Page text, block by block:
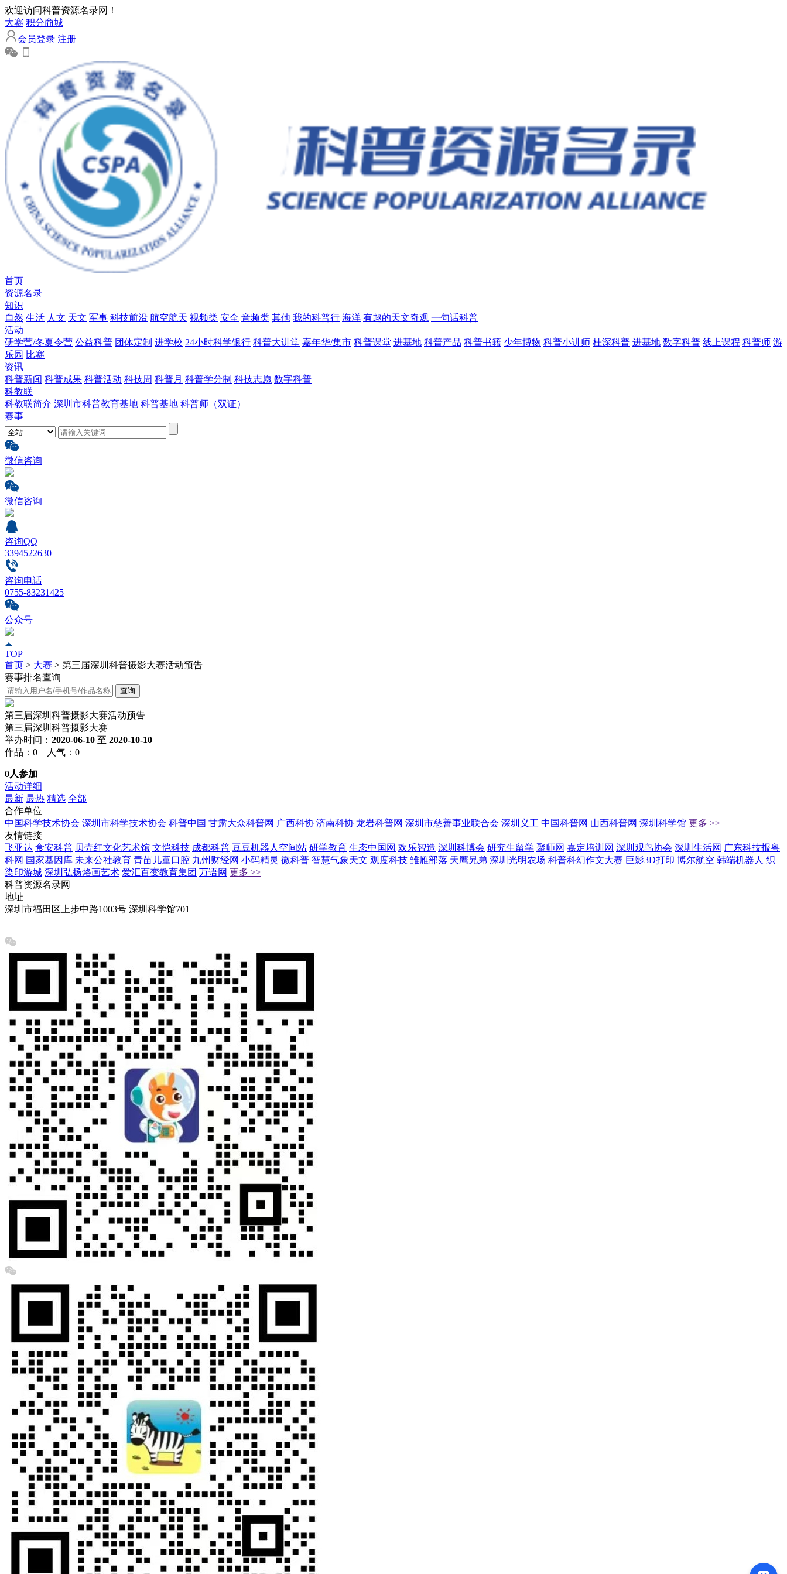
欢迎访问科普资源名录网！
大赛 积分商城
会员登录 注册
首页
资源名录
知识
自然 生活 人文 天文 军事 科技前沿 航空航天 视频类 安全 音频类 其他 我的科普行 海洋 有趣的天文奇观 一句话科普
活动
研学营/冬夏令营 公益科普 团体定制 进学校 24小时科学银行 科普大讲堂 嘉年华/集市 科普课堂 进基地 科普产品 科普书籍 少年博物 科普小讲师 桂深科普 进基地 数字科普 线上课程 科普师 游
乐园 比赛
资讯
科普新闻 科普成果 科普活动 科技周 科普月 科普学分制 科技志愿 数字科普
科教联
科教联简介 深圳市科普教育基地 科普基地 科普师（双证）
赛事
微信咨询
微信咨询
咨询QQ
3394522630
咨询电话
0755-83231425
公众号
TOP
首页 > 大赛 > 第三届深圳科普摄影大赛活动预告
赛事排名查询
第三届深圳科普摄影大赛活动预告
第三届深圳科普摄影大赛
举办时间： 2020-06-10 至 2020-10-10
作品：0 人气：0
0人参加
活动详细
最新 最热 精选 全部
合作单位
中国科学技术协会 深圳市科学技术协会 科普中国 甘肃大众科普网 广西科协 济南科协 龙岩科普网 深圳市慈善事业联合会 深圳义工 中国科普网 山西科普网 深圳科学馆 更多 >>
友情链接
飞亚达 食安科普 贝壳红文化艺术馆 文恺科技 成都科普 豆豆机器人空间站 研学教育 生态中国网 欢乐智造 深圳科博会 研究生留学 聚师网 嘉定培训网 深圳观鸟协会 深圳生活网 广东科技报粤
科网 国家基因库 未来公社教育 青苗儿童口腔 九州财经网 小码精灵 微科普 智慧气象天文 观度科技 雏雁部落 天鹰兄弟 深圳光明农场 科普科幻作文大赛 巨影3D打印 博尔航空 韩端机器人 织
染印游城 深圳弘扬烙画艺术 爱汇百变教育集团 万语网 更多 >>
科普资源名录网
地址
深圳市福田区上步中路1003号 深圳科学馆701